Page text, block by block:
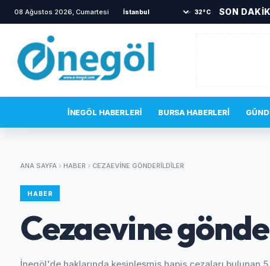
08 Ağustos 2026, Cumartesi 32°C SON
• Yanına gelen sincabı elleriyle besledi•
İNEGÖL HABERLERI BURSA HABERLERI
ANA SAYFA HABER CEZAEVINE GÖNDERILDILER
HABER
Cezaevine